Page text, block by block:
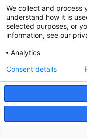
@CGTCatalunya
cgtcatalunya
CGTCatalunya
cgtcatalunya
We collect and process
understand how it is
selected purposes, or
information, see our
Analytics
Consent details